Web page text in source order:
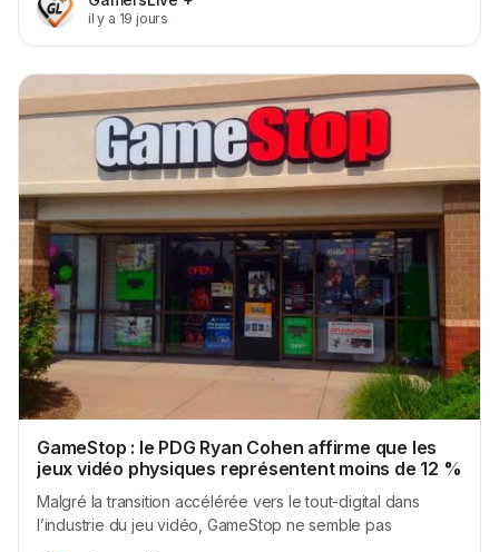
coïncide avec le 25e anniversaire de la franchise mythique
née en 2003. Lors du Fanatics Fest cette semaine, le
il y a 19 jours
GameStop : le PDG Ryan Cohen affirme que les
jeux vidéo physiques représentent moins de 12 %
de l’activité de l’entreprise
Malgré la transition accélérée vers le tout-digital dans
l’industrie du jeu vidéo, GameStop ne semble pas